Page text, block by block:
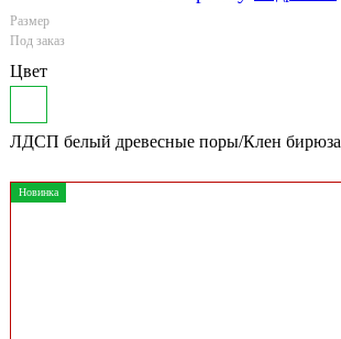
Размер
Под заказ
Цвет
ЛДСП белый древесные поры/Клен бирюза
Новинка